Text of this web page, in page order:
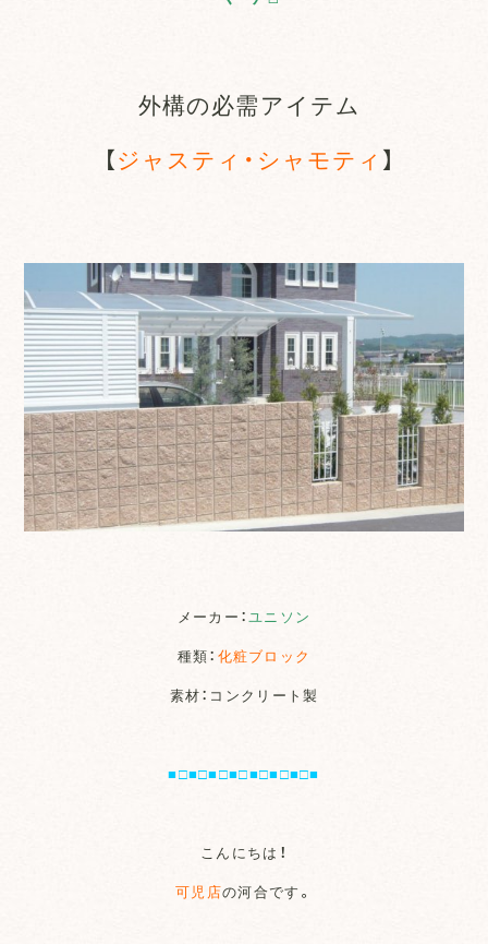
外構の必需アイテム
【ジャスティ・シャモティ 】
メーカー：ユニソン
種類： 化粧ブロック
素材：コンクリート製
■□■□■□■□■□■□■□■
こんにちは！
可児店の河合です。